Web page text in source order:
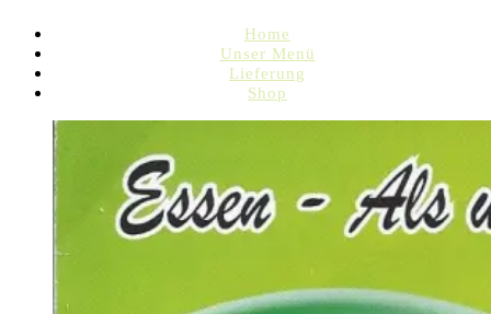
Home
Unser Menü
Lieferung
Shop